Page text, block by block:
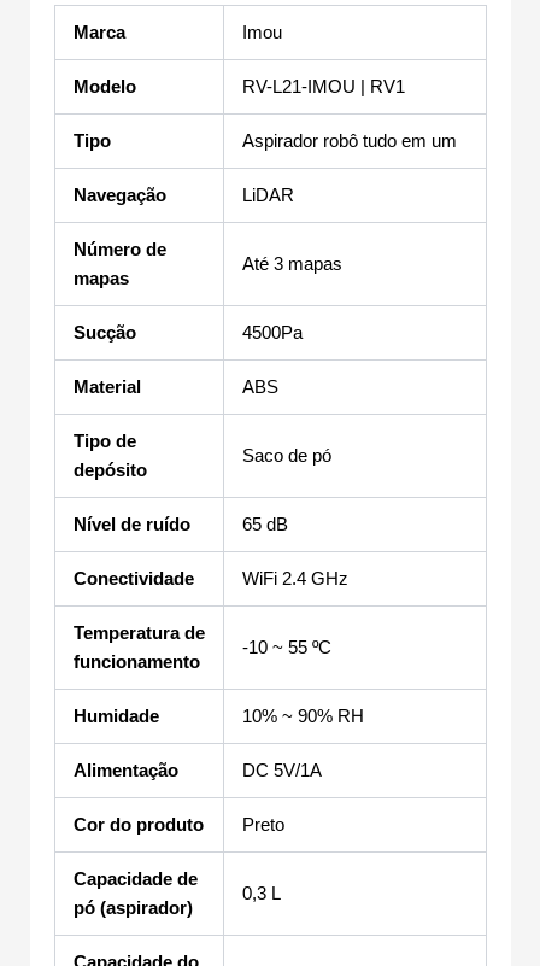
Marca Imou
Modelo RV-L21-IMOU | RV1
Tipo Aspirador robô tudo em um
Navegação LiDAR
Número de
mapas
Até 3 mapas
Sucção 4500Pa
Material ABS
Tipo de
depósito
Saco de pó
Nível de ruído 65 dB
Conectividade WiFi 2.4 GHz
Temperatura de
funcionamento
-10 ~ 55 ºC
Humidade 10% ~ 90% RH
Alimentação DC 5V/1A
Cor do produto Preto
Capacidade de
pó (aspirador)
0,3 L